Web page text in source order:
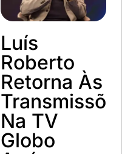
Luís
Roberto
Retorna Às
Na TV
Globo